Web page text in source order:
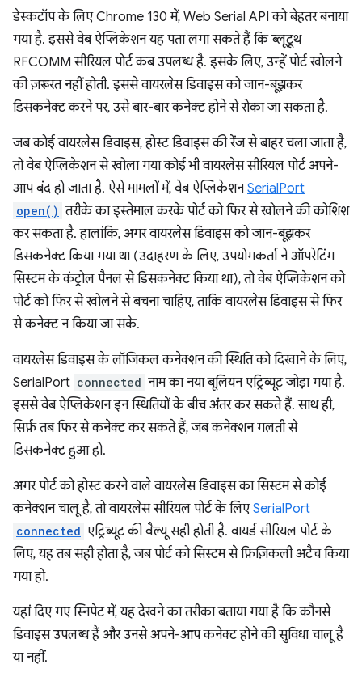
डेस्कटॉप के लिए Chrome 130 में, Web Serial API को बेहतर बनाया
गया है. इससे वेब ऐप्लिकेशन यह पता लगा सकते हैं कि ब्लूटूथ
RFCOMM सीरियल पोर्ट कब उपलब्ध है. इसके लिए, उन्हें पोर्ट खोलने
की ज़रूरत नहीं होती. इससे वायरलेस डिवाइस को जान-बूझकर
डिसकनेक्ट करने पर, उसे बार-बार कनेक्ट होने से रोका जा सकता है.
जब कोई वायरलेस डिवाइस, होस्ट डिवाइस की रेंज से बाहर चला जाता है,
तो वेब ऐप्लिकेशन से खोला गया कोई भी वायरलेस सीरियल पोर्ट अपने-
आप बंद हो जाता है. ऐसे मामलों में, वेब ऐप्लिकेशनSerialPort
open() तरीके का इस्तेमाल करके पोर्ट को फिर से खोलने की कोशिश
कर सकता है. हालांकि, अगर वायरलेस डिवाइस को जान-बूझकर
डिसकनेक्ट किया गया था (उदाहरण के लिए, उपयोगकर्ता ने ऑपरेटिंग
सिस्टम के कंट्रोल पैनल से डिसकनेक्ट किया था), तो वेब ऐप्लिकेशन को
पोर्ट को फिर से खोलने से बचना चाहिए, ताकि वायरलेस डिवाइस से फिर
से कनेक्ट न किया जा सके.
वायरलेस डिवाइस के लॉजिकल कनेक्शन की स्थिति को दिखाने के लिए,
SerialPort connected नाम का नया बूलियन एट्रिब्यूट जोड़ा गया है.
इससे वेब ऐप्लिकेशन इन स्थितियों के बीच अंतर कर सकते हैं. साथ ही,
सिर्फ़ तब फिर से कनेक्ट कर सकते हैं, जब कनेक्शन गलती से
डिसकनेक्ट हुआ हो.
अगर पोर्ट को होस्ट करने वाले वायरलेस डिवाइस का सिस्टम से कोई
कनेक्शन चालू है, तो वायरलेस सीरियल पोर्ट के लिएSerialPort
connected एट्रिब्यूट की वैल्यू सही होती है. वायर्ड सीरियल पोर्ट के
लिए, यह तब सही होता है, जब पोर्ट को सिस्टम से फ़िज़िकली अटैच किया
गया हो.
यहां दिए गए स्निपेट में, यह देखने का तरीका बताया गया है कि कौनसे
डिवाइस उपलब्ध हैं और उनसे अपने-आप कनेक्ट होने की सुविधा चालू है
या नहीं.